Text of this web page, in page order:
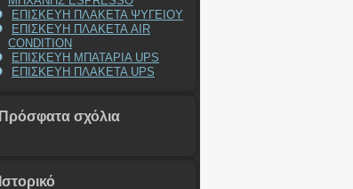
ΕΠΙΣΚΕΥΗ ΠΛΑΚΕΤΑ ΨΥΓΕΙΟΥ
ΕΠΙΣΚΕΥΗ ΠΛΑΚΕΤΑ AIR
CONDITION
ΕΠΙΣΚΕΥΗ ΜΠΑΤΑΡΙΑ UPS
ΕΠΙΣΚΕΥΗ ΠΛΑΚΕΤΑ UPS
Πρόσφατα σχόλια
Ιστορικό